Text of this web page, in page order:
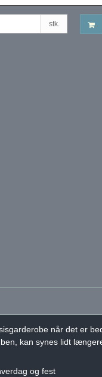
stk.
når det er
kan synes lidt
og fest